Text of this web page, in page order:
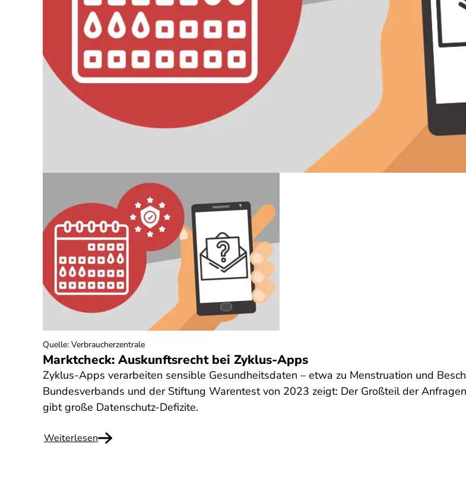
Marktcheck: Auskunftsrecht bei Zyklus-Apps
Zyklus-Apps verarbeiten sensible Gesundheitsdaten – etwa zu Menstruation und
Bundesverbands und der Stiftung Warentest von 2023 zeigt: Der Großteil der
gibt große Datenschutz-Defizite.
Weiterlesen
Quelle: Verbraucherzentrale